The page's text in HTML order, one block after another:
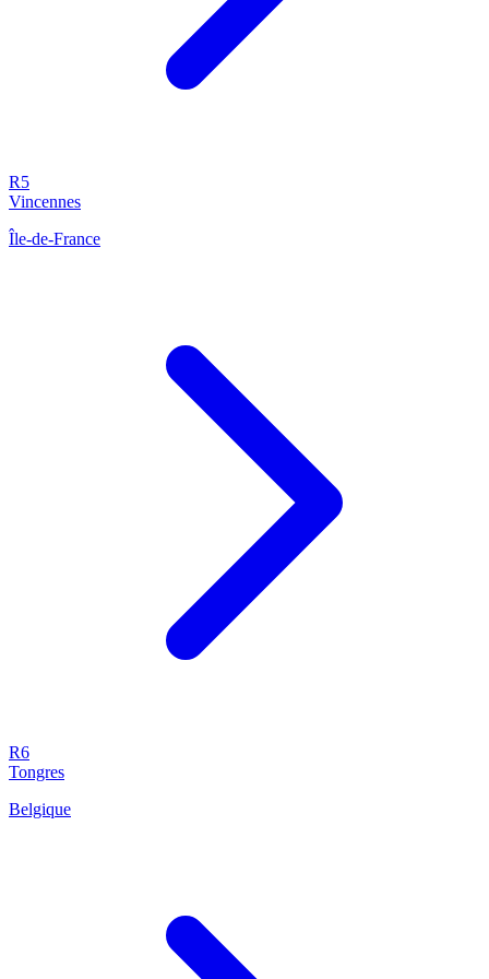
R5
Vincennes
Île-de-France
R6
Tongres
Belgique